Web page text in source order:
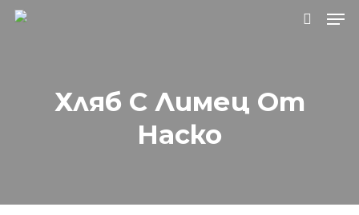
Натиснете Enter за търсене или ESC, за
да затворите.
Хляб С Лимец От
Наско